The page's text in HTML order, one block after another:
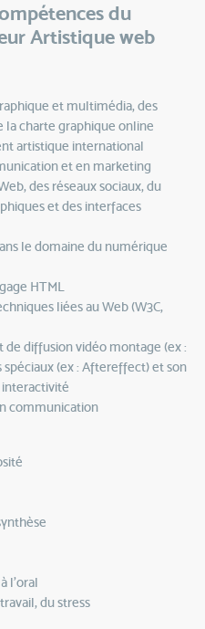
du
Artistique web
et multimédia, des
la charte graphique online
artistique international
et en marketing
des réseaux sociaux, du
et des interfaces
le domaine du numérique
HTML
liées au Web (W3C,
de diffusion vidéo montage (ex :
(ex : Aftereffect) et son
communication
l’oral
du stress